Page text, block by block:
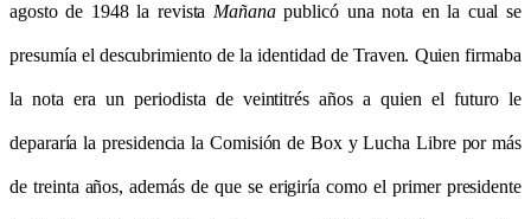
agosto de 1948 la revista Mañanapublicó una nota en la cual se
presumía el descubrimiento de la identidad de Traven. Quien firmaba
la nota era un periodista de veintitrés años a quien el futuro le
depararía la presidencia la Comisión de Box y Lucha Libre por más
de treinta años, además de que se erigiría como el primer presidente